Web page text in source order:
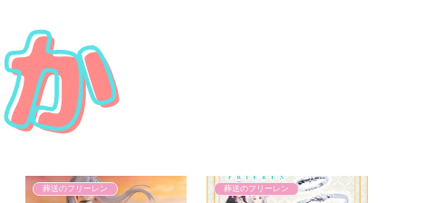
葬送のフリーレン 葬送のフリーレン